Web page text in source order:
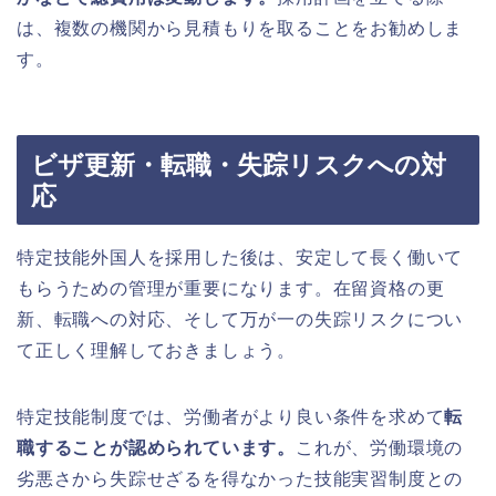
は、複数の機関から見積もりを取ることをお勧めしま
す。
ビザ更新・転職・失踪リスクへの対
応
特定技能外国人を採用した後は、安定して長く働いて
もらうための管理が重要になります。在留資格の更
新、転職への対応、そして万が一の失踪リスクについ
て正しく理解しておきましょう。
特定技能制度では、労働者がより良い条件を求めて転
職することが認められています。
これが、労働環境の
劣悪さから失踪せざるを得なかった技能実習制度との